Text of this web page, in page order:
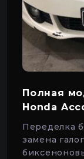
Полная
Honda
Переделка
замена